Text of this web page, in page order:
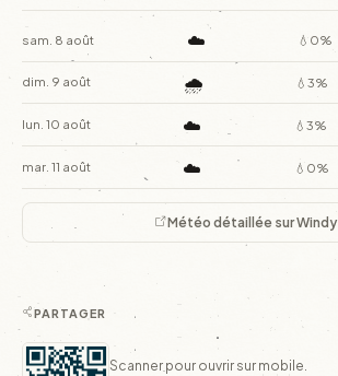
sam. 8 août ☁️ 💧0%
dim. 9 août 🌧️ 💧3%
lun. 10 août ☁️ 💧3%
mar. 11 août ☁️ 💧0%
Météo détaillée sur Windy
PARTAGER
Scanner pour ouvrir sur mobile.